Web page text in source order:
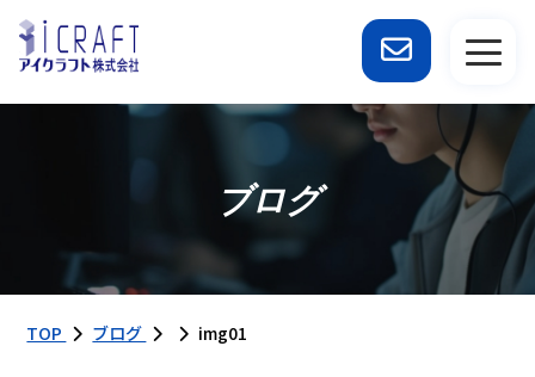
ブログ
TOP ブログ img01